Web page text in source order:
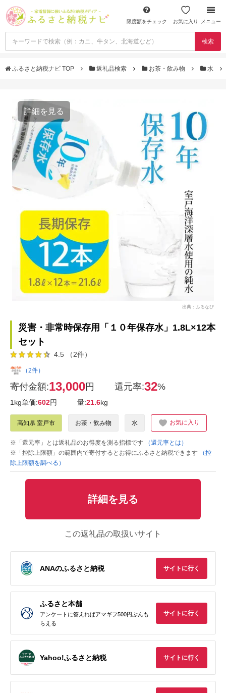
限度額をチェック お気に入り メニュー
検索
ふるさと納税ナビ TOP 返礼品検索 お茶・飲み物 水
詳細を見る
出典：ふるなび
災害・非常時保存用「１０年保存水」1.8L×12本
セット
4.5 （2件）
（2件）
寄付金額:13,000円 還元率:32%
1kg単価:602円 量:21.6kg
高知県 室戸市 お茶・飲み物 水 お気に入り
※「還元率」とは返礼品のお得度を測る指標です
（還元率とは）
※「控除上限額」の範囲内で寄付するとお得にふるさと納税できます
（控
除上限額を調べる）
詳細を見る
この返礼品の取扱いサイト
ANAのふるさと納税 サイトに行く
ふるさと本舗
アンケートに答えればアマギフ500円ぶんも
らえる
サイトに行く
Yahoo!ふるさと納税 サイトに行く